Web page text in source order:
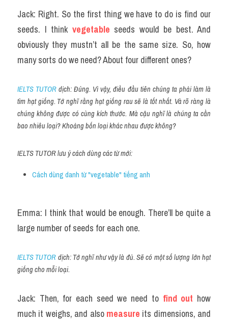
Jack: Right. So the first thing we have to do is find our
seeds. I think vegetable seeds would be best. And
obviously they mustn’t all be the same size. So, how
many sorts do we need? About four different ones?
IELTS TUTOR dịch: Đúng. Vì vậy, điều đầu tiên chúng ta phải làm là
tìm hạt giống. Tớ nghĩ rằng hạt giống rau sẽ là tốt nhất. Và rõ ràng là
chúng không được có cùng kích thước. Mà cậu nghĩ là chúng ta cần
bao nhiêu loại? Khoảng bốn loại khác nhau được không?
IELTS TUTOR lưu ý cách dùng các từ mới:
Cách dùng danh từ "vegetable" tiếng anh
Emma: I think that would be enough. There’ll be quite a
large number of seeds for each one.
IELTS TUTOR dịch: Tớ nghĩ như vậy là đủ. Sẽ có một số lượng lớn hạt
giống cho mỗi loại.
Jack: Then, for each seed we need to find out how
much it weighs, and also measure its dimensions, and